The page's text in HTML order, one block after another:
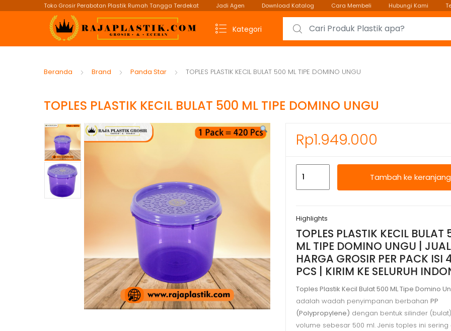
Toko Grosir Perabotan Plastik Rumah Tangga Terdekat Jadi Agen Download Katalog Cara Membeli Hubungi Kami
Kategori
Search for:
Beranda Brand Panda Star TOPLES PLASTIK KECIL BULAT 500 ML TIPE DOMINO UNGU
TOPLES PLASTIK KECIL BULAT 500 ML TIPE DOMINO UNGU
Rp1.949.000
BULAT
500
ML
TIPE
DOMINO
UNGU
Tambah ke keranjang
Highlights
TOPLES PLASTIK KECIL BULAT
ML TIPE DOMINO UNGU | JUAL
HARGA GROSIR PER PACK ISI
PCS | KIRIM KE SELURUH
Toples Plastik Kecil Bulat 500 ML Tipe Domino
adalah wadah penyimpanan berbahan PP
(Polypropylene) dengan bentuk silinder
volume sebesar 500 ml. Jenis toples ini